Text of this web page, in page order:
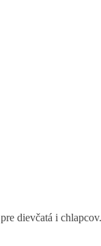
pre dievčatá i